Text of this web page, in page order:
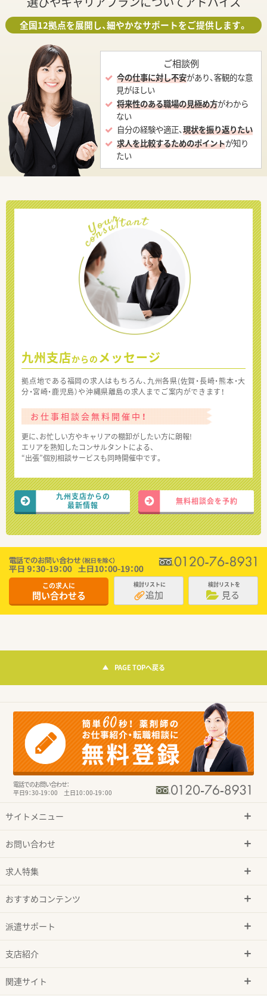
全国12拠点を展開し、細やかなサポートをご提供します。
ご相談例
今の仕事に対し不安があり、客観的な意
見がほしい
将来性のある職場の見極め方がわから
ない
自分の経験や適正、現状を振り返りたい
求人を比較するためのポイントが知り
たい
九州支店からの メッセージ
拠点地である福岡の求人はもちろん、九州各県(佐賀・長崎・熊本・大
分・宮崎・鹿児島）や沖縄県離島の求人までご案内ができます！
お仕事相談会無料開催中！
更に、お忙しい方やキャリアの棚卸がしたい方に朗報!
エリアを熟知したコンサルタントによる、
“出張”個別相談サービスも同時開催中です。
九州支店からの
最新情報
無料相談会を予約
この求人に
問い合わせる
検討リストに
追加
検討リストを
見る
PAGE TOPへ戻る
電話でのお問い合わせ：
平日9：30-19：00 土日10：00-19：00
サイトメニュー
お問い合わせ
求人特集
おすすめコンテンツ
派遣サポート
支店紹介
関連サイト